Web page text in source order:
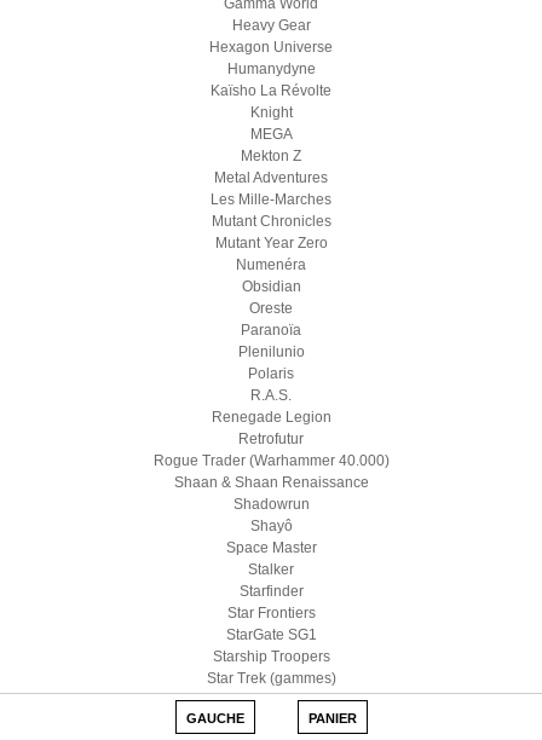
Gamma World
Heavy Gear
Hexagon Universe
Humanydyne
Kaïsho La Révolte
Knight
MEGA
Mekton Z
Metal Adventures
Les Mille-Marches
Mutant Chronicles
Mutant Year Zero
Numenéra
Obsidian
Oreste
Paranoïa
Plenilunio
Polaris
R.A.S.
Renegade Legion
Retrofutur
Rogue Trader (Warhammer 40.000)
Shaan & Shaan Renaissance
Shadowrun
Shayô
Space Master
Stalker
Starfinder
Star Frontiers
StarGate SG1
Starship Troopers
Star Trek (gammes)
Star Wars D6
Star Wars (Edge)
GAUCHE PANIER